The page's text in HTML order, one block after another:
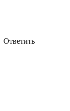
Ответить